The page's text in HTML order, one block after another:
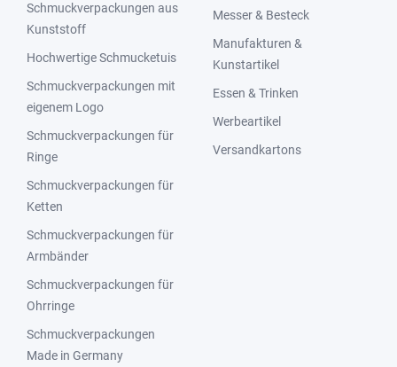
Schmuckverpackungen aus
Kunststoff
Hochwertige Schmucketuis
Schmuckverpackungen mit
eigenem Logo
Schmuckverpackungen für
Ringe
Schmuckverpackungen für
Ketten
Schmuckverpackungen für
Armbänder
Schmuckverpackungen für
Ohrringe
Schmuckverpackungen
Made in Germany
Messer & Besteck
Manufakturen &
Kunstartikel
Essen & Trinken
Werbeartikel
Versandkartons